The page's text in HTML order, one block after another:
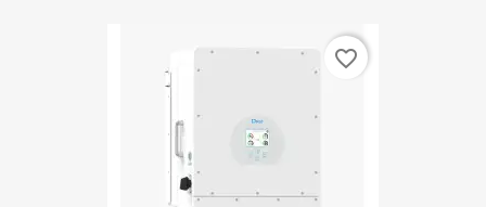
favorite_border